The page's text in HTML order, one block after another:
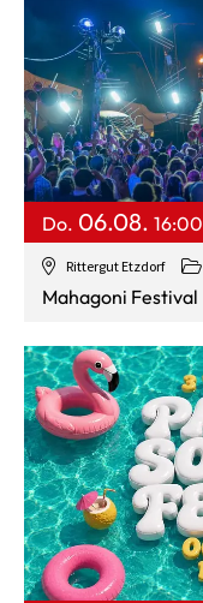
Rittergut Etzdorf
Do. 06.08. 16:00
Mahagoni Festival